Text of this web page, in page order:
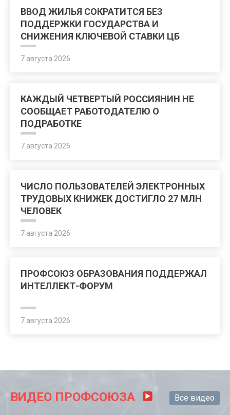
ВВОД ЖИЛЬЯ СОКРАТИТСЯ БЕЗ
ПОДДЕРЖКИ ГОСУДАРСТВА И
СНИЖЕНИЯ КЛЮЧЕВОЙ СТАВКИ ЦБ
7 августа 2026
КАЖДЫЙ ЧЕТВЕРТЫЙ РОССИЯНИН НЕ
СООБЩАЕТ РАБОТОДАТЕЛЮ О
ПОДРАБОТКЕ
7 августа 2026
ЧИСЛО ПОЛЬЗОВАТЕЛЕЙ ЭЛЕКТРОННЫХ
ТРУДОВЫХ КНИЖЕК ДОСТИГЛО 27 МЛН
ЧЕЛОВЕК
7 августа 2026
ПРОФСОЮЗ ОБРАЗОВАНИЯ ПОДДЕРЖАЛ
ИНТЕЛЛЕКТ-ФОРУМ
7 августа 2026
ВИДЕО ПРОФСОЮЗА Все видео